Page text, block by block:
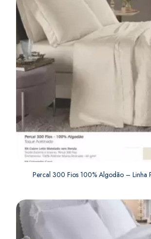
Percal 300 Fios 100% Algodão – Linha